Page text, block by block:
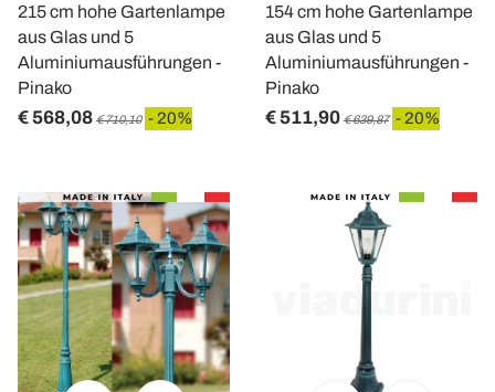
215 cm hohe Gartenlampe
aus Glas und 5
Aluminiumausführungen -
Pinako
€ 568,08 € 710,10 - 20%
154 cm hohe Gartenlampe
aus Glas und 5
Aluminiumausführungen -
Pinako
€ 511,90 € 639,87 - 20%